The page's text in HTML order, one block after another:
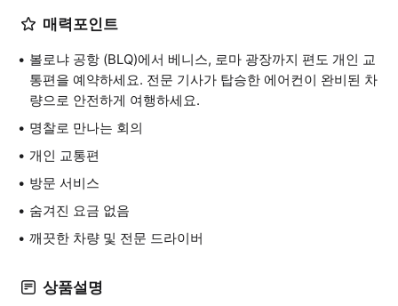
매력포인트
볼로냐 공항 (BLQ)에서 베니스, 로마 광장까지 편도 개인 교
통편을 예약하세요. 전문 기사가 탑승한 에어컨이 완비된 차
량으로 안전하게 여행하세요.
명찰로 만나는 회의
개인 교통편
방문 서비스
숨겨진 요금 없음
깨끗한 차량 및 전문 드라이버
상품설명